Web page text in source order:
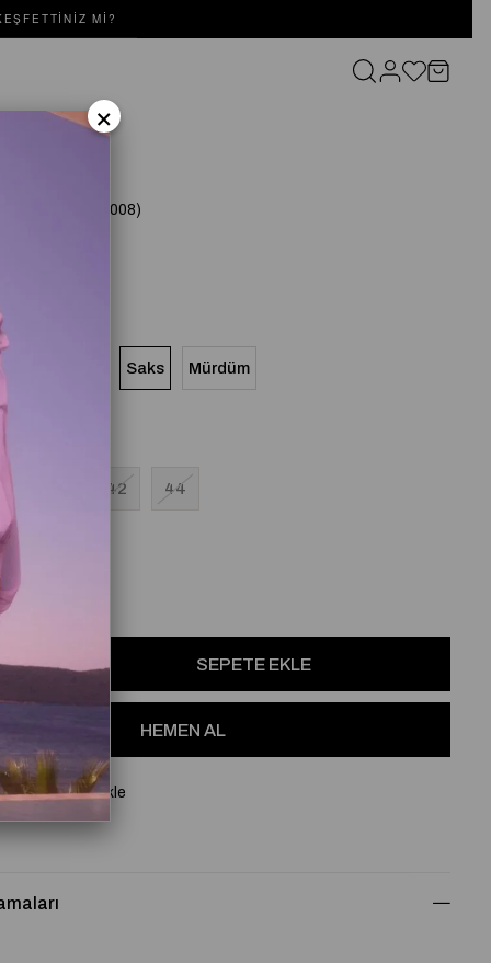
MI?
Saks
(SD251051093008)
Saks Mürdüm
42 44
Favorilere Ekle
×